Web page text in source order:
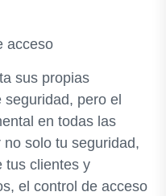
acceso
sus propias
pero el
en todas las
solo tu seguridad,
tus clientes y
el control de acceso